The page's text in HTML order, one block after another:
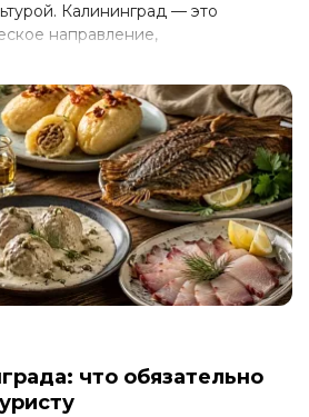
Калининград — это
направление,
что обязательно